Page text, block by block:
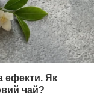
ефекти. Як
чай?